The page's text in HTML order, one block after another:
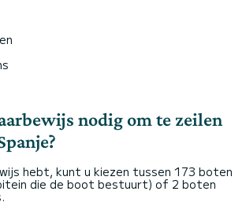
nodig om te zeilen
hebt, kunt u kiezen tussen 173 boten
die de boot bestuurt) of 2 boten